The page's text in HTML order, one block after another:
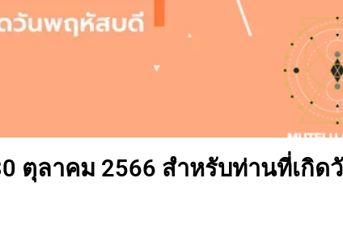
ตุลาคม 2566 สำหรับท่านที่เกิด